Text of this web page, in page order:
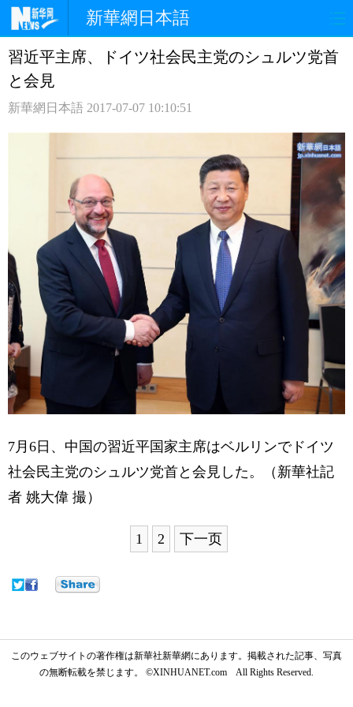
新華網日本語
ホームページ 政治 経済
写真
中日対訳
習近平主席、ドイツ社会民主党のシュルツ党首
と会見
新華網日本語 2017-07-07 10:10:51
7月6日、中国の習近平国家主席はベルリンでドイツ
社会民主党のシュルツ党首と会見した。（新華社記
者 姚大偉 撮）
1 2 下一页
このウェブサイトの著作権は新華社新華網にあります。掲載された記事、写真
の無断転載を禁じます。 ©XINHUANET.com All Rights Reserved.